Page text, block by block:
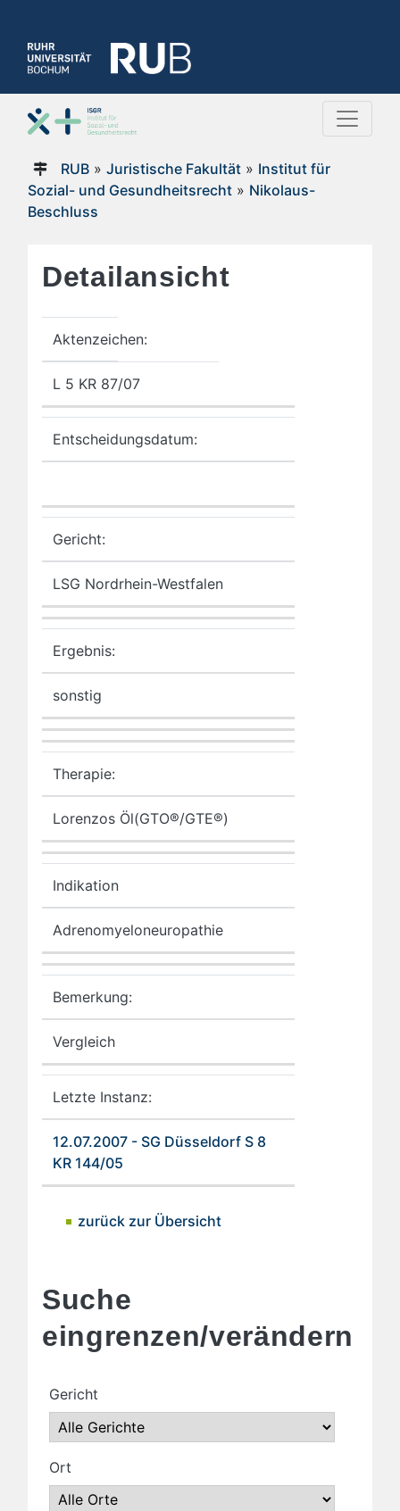
RUB» Juristische Fakultät» Institut für
Sozial- und Gesundheitsrecht » Nikolaus-
Beschluss
Detailansicht
Aktenzeichen:
L 5 KR 87/07
Entscheidungsdatum:
Gericht:
LSG Nordrhein-Westfalen
Ergebnis:
sonstig
Therapie:
Lorenzos Öl(GTO®/GTE®)
Indikation
Adrenomyeloneuropathie
Bemerkung:
Vergleich
Letzte Instanz:
12.07.2007 - SG Düsseldorf S 8
KR 144/05
zurück zur Übersicht
Suche
eingrenzen/verändern
Gericht
Ort